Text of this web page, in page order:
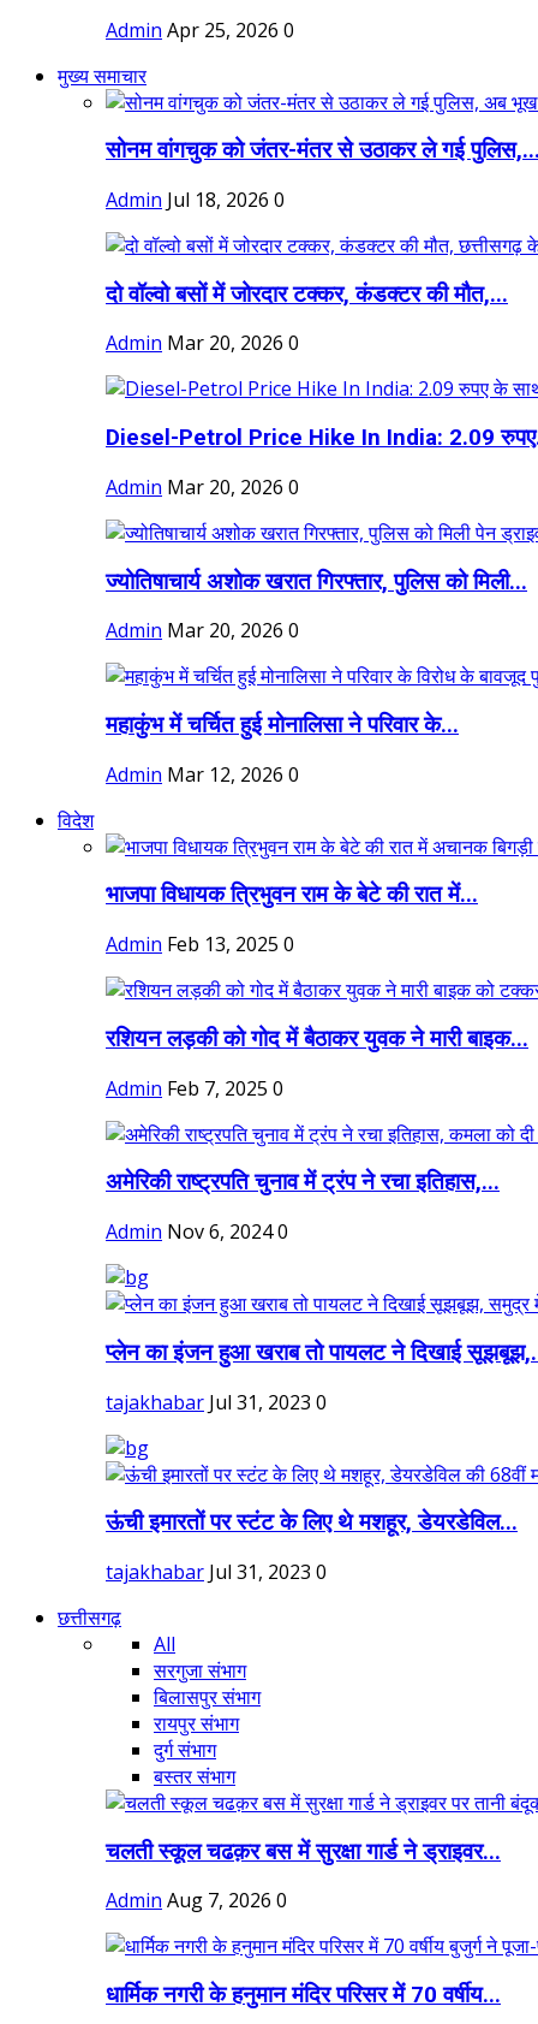
Admin Apr 25, 2026 0
मुख्य समाचार
सोनम वांगचुक को जंतर-मंतर से उठाकर ले गई
Admin Jul 18, 2026 0
दो वॉल्वो बसों में जोरदार टक्कर, कंडक्टर की मौत,...
Admin Mar 20, 2026 0
Diesel-Petrol Price Hike In India: 2.09
Admin Mar 20, 2026 0
ज्योतिषाचार्य अशोक खरात गिरफ्तार, पुलिस को मिली...
Admin Mar 20, 2026 0
महाकुंभ में चर्चित हुई मोनालिसा ने परिवार के...
Admin Mar 12, 2026 0
विदेश
भाजपा विधायक त्रिभुवन राम के बेटे की रात में...
Admin Feb 13, 2025 0
रशियन लड़की को गोद में बैठाकर युवक ने मारी बाइक...
Admin Feb 7, 2025 0
अमेरिकी राष्ट्रपति चुनाव में ट्रंप ने रचा इतिहास,...
Admin Nov 6, 20240
प्लेन का इंजन हुआ खराब तो पायलट ने दिखाई
tajakhabar Jul 31, 2023 0
ऊंची इमारतों पर स्टंट के लिए थे मशहूर, डेयरडेविल...
tajakhabar Jul 31, 2023 0
छत्तीसगढ़
All
सरगुजा संभाग
बिलासपुर संभाग
रायपुर संभाग
दुर्ग संभाग
बस्तर संभाग
चलती स्कूल चढक़र बस में सुरक्षा गार्ड ने ड्राइवर...
Admin Aug 7, 2026 0
धार्मिक नगरी के हनुमान मंदिर परिसर में 70 वर्षीय...